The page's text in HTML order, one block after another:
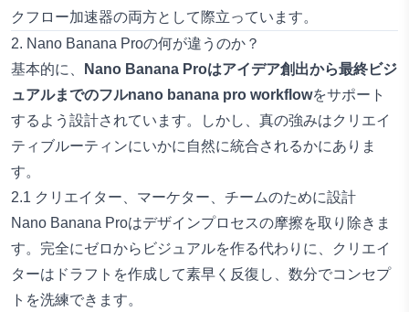
クフロー加速器の両方として際立っています。
2. Nano Banana Proの何が違うのか？
基本的に、
Nano Banana Proはアイデア創出から最終ビジ
ュアルまでのフルnano banana pro workflowをサポート
するよう設計されています。しかし、真の強みはクリエイ
ティブルーティンにいかに自然に統合されるかにありま
す。
2.1 クリエイター、マーケター、チームのために設計
Nano Banana Proはデザインプロセスの摩擦を取り除きま
す。完全にゼロからビジュアルを作る代わりに、クリエイ
ターはドラフトを作成して素早く反復し、数分でコンセプ
トを洗練できます。